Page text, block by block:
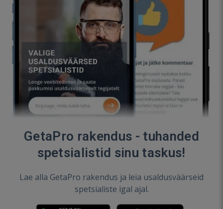
GetaPro rakendus - tuhanded
spetsialistid sinu taskus!
Lae alla GetaPro rakendus ja leia usaldusväärseid
spetsialiste igal ajal.